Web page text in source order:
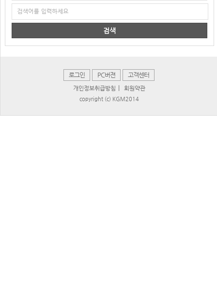
검색
로그인 PC버젼 고객센터
개인정보취급방침 회원약관
copyright (c) KGM2014